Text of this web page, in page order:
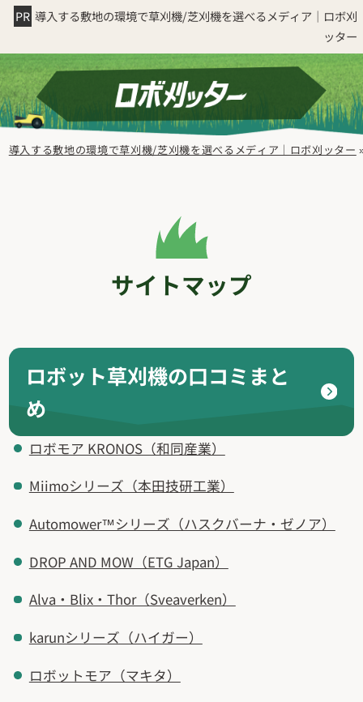
導入する敷地の環境で草刈機/芝刈機を選べるメディア｜ロボ刈
ッター
導入する敷地の環境で草刈機/芝刈機を選べるメディア｜ロボ刈ッター
サイトマップ
ロボット草刈機の口コミまと
め
ロボモア KRONOS（和同産業）
Miimoシリーズ（本田技研工業）
Automower™シリーズ（ハスクバーナ・ゼノア）
DROP AND MOW（ETG Japan）
Alva・​Blix・​Thor（Sveaverken）
karunシリーズ（ハイガー）
ロボットモア（マキタ）